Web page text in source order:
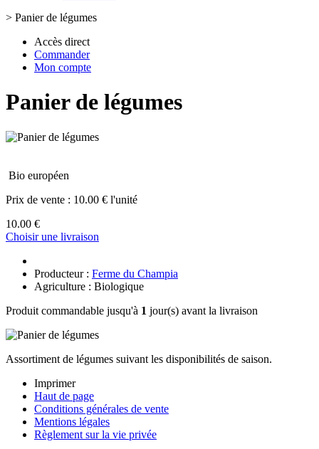
> Panier de légumes
Accès direct
Commander
Mon compte
Panier de légumes
Bio européen
Prix de vente : 10.00 € l'unité
10.00 €
Choisir une livraison
Producteur : Ferme du Champia
Agriculture : Biologique
Produit commandable jusqu'à 1 jour(s) avant la livraison
Assortiment de légumes suivant les disponibilités de saison.
Imprimer
Haut de page
Conditions générales de vente
Mentions légales
Règlement sur la vie privée